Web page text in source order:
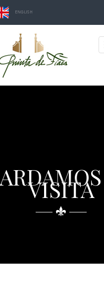
ENGLISH
VISITA